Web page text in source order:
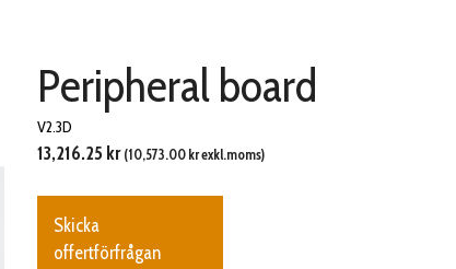
Peripheral board
V2.3D
13,216.25 kr (10,573.00 krexkl.moms)
Skicka
offertförfrågan